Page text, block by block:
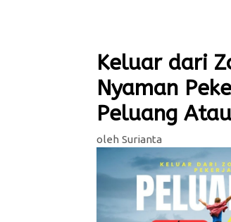
Keluar dari
Nyaman
Peluang
oleh Surianta